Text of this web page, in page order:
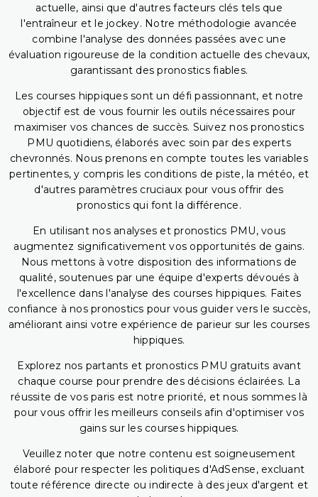
actuelle, ainsi que d'autres facteurs clés tels que
l'entraîneur et le jockey. Notre méthodologie avancée
combine l'analyse des données passées avec une
évaluation rigoureuse de la condition actuelle des chevaux,
garantissant des pronostics fiables.
Les courses hippiques sont un défi passionnant, et notre
objectif est de vous fournir les outils nécessaires pour
maximiser vos chances de succès. Suivez nos pronostics
PMU quotidiens, élaborés avec soin par des experts
chevronnés. Nous prenons en compte toutes les variables
pertinentes, y compris les conditions de piste, la météo, et
d'autres paramètres cruciaux pour vous offrir des
pronostics qui font la différence.
En utilisant nos analyses et pronostics PMU, vous
augmentez significativement vos opportunités de gains.
Nous mettons à votre disposition des informations de
qualité, soutenues par une équipe d'experts dévoués à
l'excellence dans l'analyse des courses hippiques. Faites
confiance à nos pronostics pour vous guider vers le succès,
améliorant ainsi votre expérience de parieur sur les courses
hippiques.
Explorez nos partants et pronostics PMU gratuits avant
chaque course pour prendre des décisions éclairées. La
réussite de vos paris est notre priorité, et nous sommes là
pour vous offrir les meilleurs conseils afin d'optimiser vos
gains sur les courses hippiques.
Veuillez noter que notre contenu est soigneusement
élaboré pour respecter les politiques d'AdSense, excluant
toute référence directe ou indirecte à des jeux d'argent et